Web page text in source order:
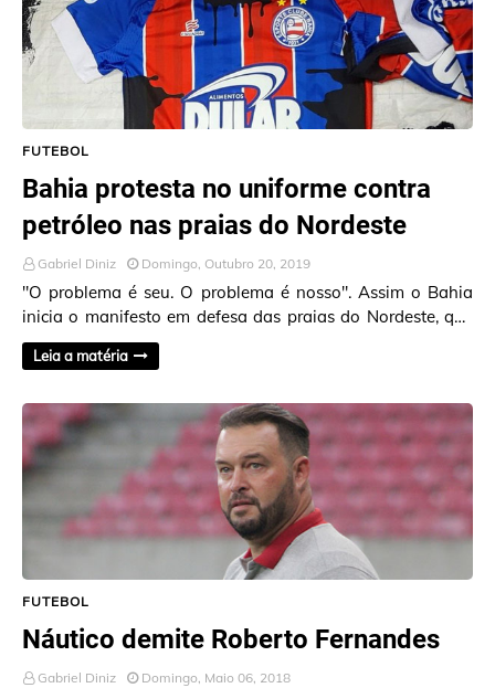
FUTEBOL
Bahia protesta no uniforme contra
petróleo nas praias do Nordeste
Gabriel Diniz Domingo, Outubro 20, 2019
"O problema é seu. O problema é nosso". Assim o Bahia
inicia o manifesto em defesa das praias do Nordeste, que
foram atingidas por man…
Leia a matéria
FUTEBOL
Náutico demite Roberto Fernandes
Gabriel Diniz Domingo, Maio 06, 2018